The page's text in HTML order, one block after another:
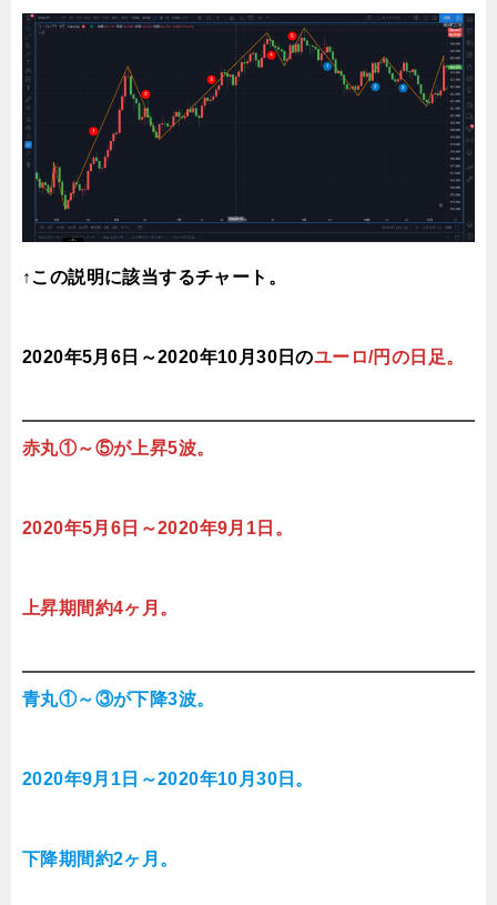
↑この説明に該当するチャート。
2020年5月6日～2020年10月30日のユーロ/円の日足。
赤丸①～⑤が上昇5波。
2020年5月6日～2020年9月1日。
上昇期間約4ヶ月。
青丸①～③が下降3波。
2020年9月1日～2020年10月30日。
下降期間約2ヶ月。